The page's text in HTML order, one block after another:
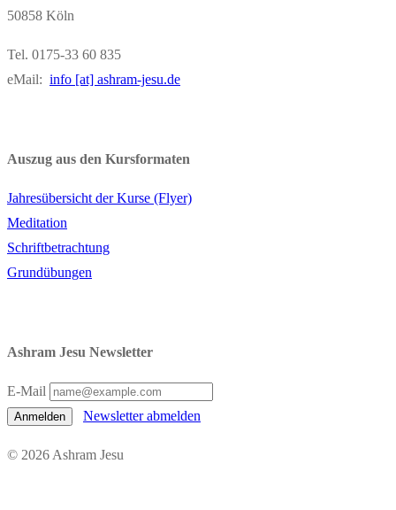
50858 Köln
Tel. 0175-33 60 835
eMail: info [at] ashram-jesu.de
Auszug aus den Kursformaten
Jahresübersicht der Kurse (Flyer)
Meditation
Schriftbetrachtung
Grundübungen
Ashram Jesu Newsletter
E-Mail
Anmelden Newsletter abmelden
© 2026 Ashram Jesu